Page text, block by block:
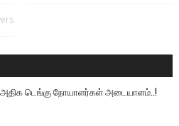
அதிக டெங்கு நோயாளர்கள் அடையாளம்..!